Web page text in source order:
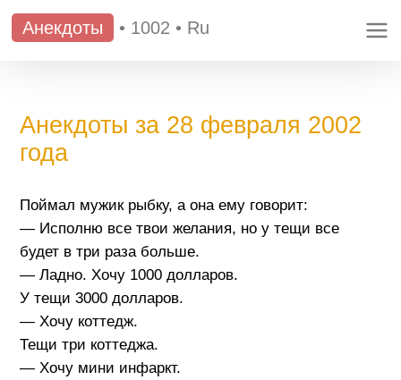
Анекдоты • 1002 • Ru
Анекдоты за 28 февраля 2002
года
Поймал мужик рыбку, а она ему говорит:
— Исполню все твои желания, но у тещи все
будет в три раза больше.
— Ладно. Хочу 1000 долларов.
У тещи 3000 долларов.
— Хочу коттедж.
Тещи три коттеджа.
— Хочу мини инфаркт.